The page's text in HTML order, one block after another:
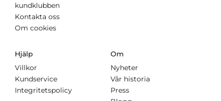
kundklubben
Kontakta oss
Om cookies
Hjälp
Villkor
Kundservice
Integritetspolicy
Om
Nyheter
Vår historia
Press